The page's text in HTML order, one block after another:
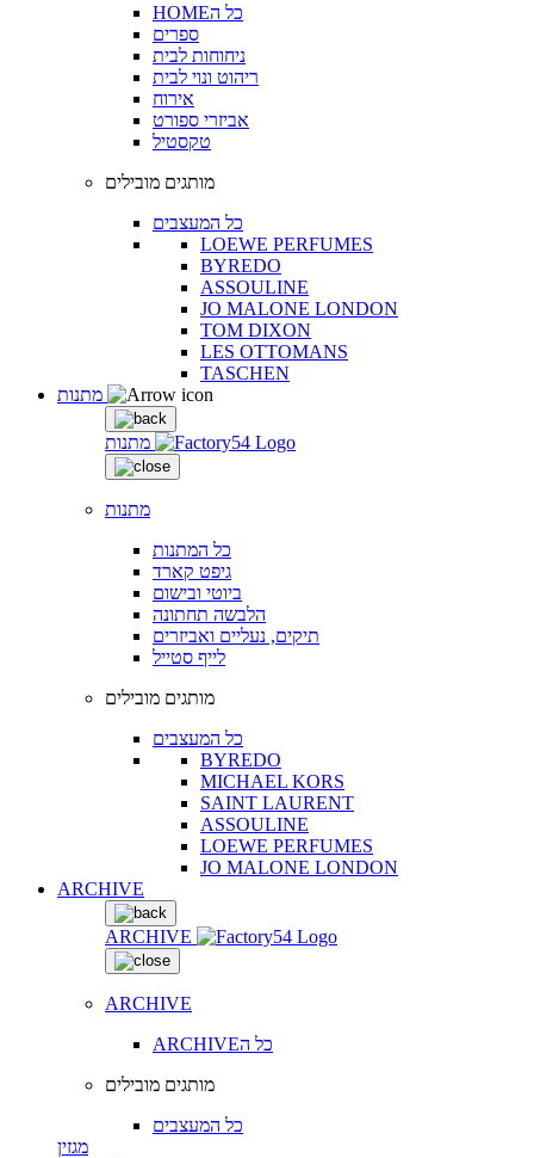
HOMEכל ה
ספרים
ניחוחות לבית
ריהוט ונוי לבית
אירוח
אביזרי ספורט
טקסטיל
מותגים מובילים
כל המעצבים
LOEWE PERFUMES
BYREDO
ASSOULINE
JO MALONE LONDON
TOM DIXON
LES OTTOMANS
TASCHEN
מתנות
מתנות
כל המתנות
גיפט קארד
ביוטי ובישום
הלבשה תחתונה
תיקים, נעליים ואביזרים
לייף סטייל
מותגים מובילים
כל המעצבים
BYREDO
MICHAEL KORS
SAINT LAURENT
ASSOULINE
LOEWE PERFUMES
JO MALONE LONDON
ARCHIVE
ARCHIVE
ARCHIVE
ARCHIVEכל ה
מותגים מובילים
כל המעצבים
מגזין